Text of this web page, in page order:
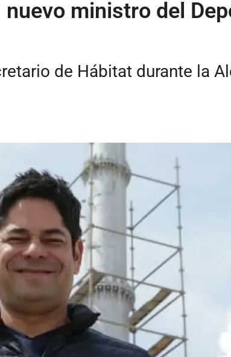
ministro del
de Hábitat durante la